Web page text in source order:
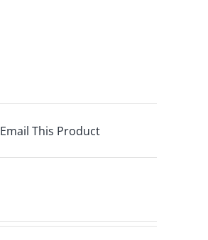
Email This Product